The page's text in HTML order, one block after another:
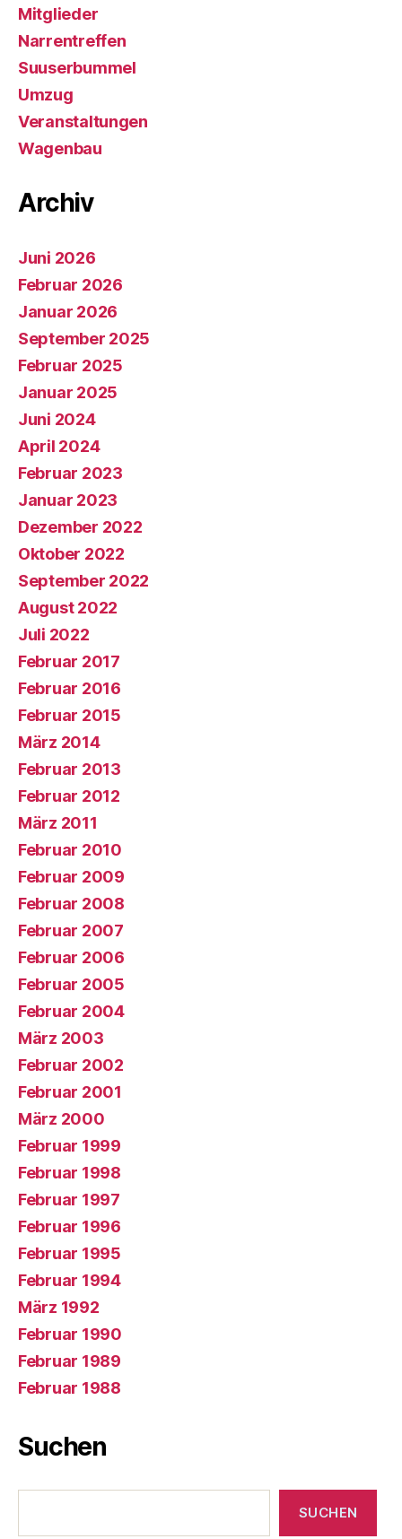
Mitglieder
Narrentreffen
Suuserbummel
Umzug
Veranstaltungen
Wagenbau
Archiv
Juni 2026
Februar 2026
Januar 2026
September 2025
Februar 2025
Januar 2025
Juni 2024
April 2024
Februar 2023
Januar 2023
Dezember 2022
Oktober 2022
September 2022
August 2022
Juli 2022
Februar 2017
Februar 2016
Februar 2015
März 2014
Februar 2013
Februar 2012
März 2011
Februar 2010
Februar 2009
Februar 2008
Februar 2007
Februar 2006
Februar 2005
Februar 2004
März 2003
Februar 2002
Februar 2001
März 2000
Februar 1999
Februar 1998
Februar 1997
Februar 1996
Februar 1995
Februar 1994
März 1992
Februar 1990
Februar 1989
Februar 1988
Suchen
SUCHEN